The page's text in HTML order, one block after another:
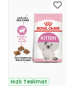
Hızlı Teslimat